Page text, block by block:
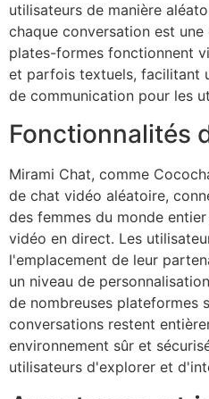
utilisateurs de manière
chaque conversation est une
plates-formes fonctionnent
et parfois textuels, facilitant
de communication pour les
Fonctionnalités
Mirami Chat, comme
de chat vidéo aléatoire,
des femmes du monde
vidéo en direct. Les
l'emplacement de leur
un niveau de
de nombreuses plateformes
conversations restent
environnement sûr et
utilisateurs d'explorer et